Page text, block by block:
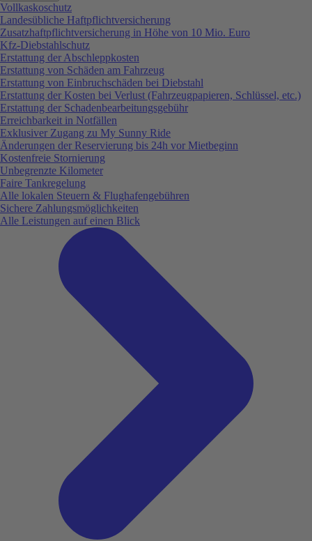
Vollkaskoschutz
Landesübliche Haftpflichtversicherung
Zusatzhaftpflichtversicherung in Höhe von 10 Mio. Euro
Kfz-Diebstahlschutz
Erstattung der Abschleppkosten
Erstattung von Schäden am Fahrzeug
Erstattung von Einbruchschäden bei Diebstahl
Erstattung der Kosten bei Verlust (Fahrzeugpapieren, Schlüssel, etc.)
Erstattung der Schadenbearbeitungsgebühr
Erreichbarkeit in Notfällen
Exklusiver Zugang zu My Sunny Ride
Änderungen der Reservierung bis 24h vor Mietbeginn
Kostenfreie Stornierung
Unbegrenzte Kilometer
Faire Tankregelung
Alle lokalen Steuern & Flughafengebühren
Sichere Zahlungsmöglichkeiten
Alle Leistungen auf einen Blick